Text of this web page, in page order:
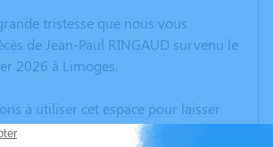
tristesse que nous vous
de Jean-Paul RINGAUD survenu le
2026 à Limoges.
à utiliser cet espace pour laisser
partager des photos souvenirs, une